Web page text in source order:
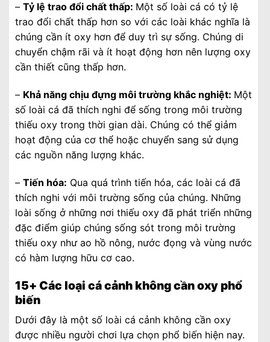
– Tỷ lệ trao đổi chất thấp: Một số loài cá có tỷ lệ
trao đổi chất thấp hơn so với các loài khác nghĩa là
chúng cần ít oxy hơn để duy trì sự sống. Chúng di
chuyển chậm rãi và ít hoạt động hơn nên lượng oxy
cần thiết cũng thấp hơn.
– Khả năng chịu đựng môi trường khắc nghiệt: Một
số loài cá đã thích nghi để sống trong môi trường
thiếu oxy trong thời gian dài. Chúng có thể giảm
hoạt động của cơ thể hoặc chuyển sang sử dụng
các nguồn năng lượng khác.
– Tiến hóa: Qua quá trình tiến hóa, các loài cá đã
thích nghi với môi trường sống của chúng. Những
loài sống ở những nơi thiếu oxy đã phát triển những
đặc điểm giúp chúng sống sót trong môi trường
thiếu oxy như ao hồ nông, nước đọng và vùng nước
có hàm lượng hữu cơ cao.
15+ Các loại cá cảnh không cần oxy phổ
biến
Dưới đây là một số loài cá cảnh không cần oxy
được nhiều người chơi lựa chọn phổ biến hiện nay.